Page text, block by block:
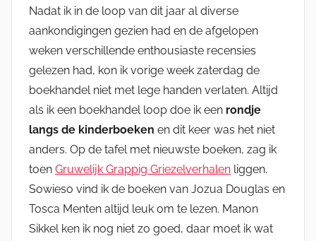
Nadat ik in de loop van dit jaar al diverse
aankondigingen gezien had en de afgelopen
weken verschillende enthousiaste recensies
gelezen had, kon ik vorige week zaterdag de
boekhandel niet met lege handen verlaten. Altijd
als ik een boekhandel loop doe ik een rondje
langs de kinderboeken en dit keer was het niet
anders. Op de tafel met nieuwste boeken, zag ik
toen Gruwelijk Grappig Griezelverhalen liggen.
Sowieso vind ik de boeken van Jozua Douglas en
Tosca Menten altijd leuk om te lezen. Manon
Sikkel ken ik nog niet zo goed, daar moet ik wat